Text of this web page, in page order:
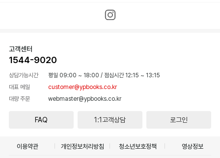
고객센터
1544-9020
상담가능시간 평일 09:00 ~ 18:00 / 점심시간 12:15 ~ 13:15
대표 메일
customer@ypbooks.co.kr
대량 주문
webmaster@ypbooks.co.kr
FAQ 1:1고객상담 로그인
이용약관 개인정보처리방침 청소년보호정책 영상정보